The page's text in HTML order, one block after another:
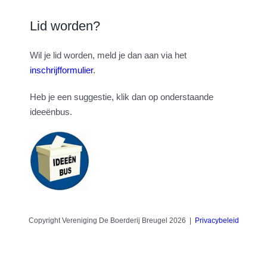
Lid worden?
Wil je lid worden, meld je dan aan via het
inschrijfformulier.
Heb je een suggestie, klik dan op onderstaande
ideeënbus.
Copyright Vereniging De Boerderij Breugel 2026 | Privacybeleid